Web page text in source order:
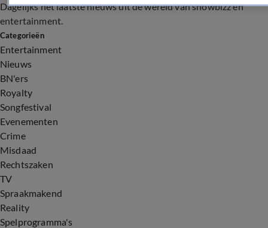
Dagelijks het laatste nieuws uit de wereld van showbizz en
entertainment.
Categorieën
Entertainment
Nieuws
BN'ers
Royalty
Songfestival
Evenementen
Crime
Misdaad
Rechtszaken
TV
Spraakmakend
Reality
Spelprogramma's